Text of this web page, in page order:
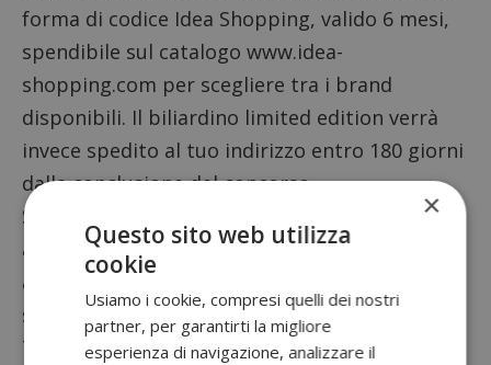
forma di codice Idea Shopping, valido 6 mesi,
spendibile sul catalogo www.idea-
shopping.com per scegliere tra i brand
disponibili. Il biliardino limited edition verrà
invece spedito al tuo indirizzo entro 180 giorni
dalla conclusione del concorso.
Se sei alla ricerca di altri concorsi a premi
attivi in questo periodo, nella pagina dedicata
ai
concorsi birra attivi
sempre aggiornata.
Ti consiglio di consultare il regolamento
×
Questo sito web utilizza
cookie
Usiamo i cookie, compresi quelli dei nostri
partner, per garantirti la migliore
esperienza di navigazione, analizzare il